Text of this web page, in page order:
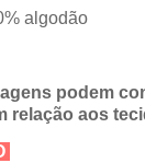
algodão
podem
relação aos